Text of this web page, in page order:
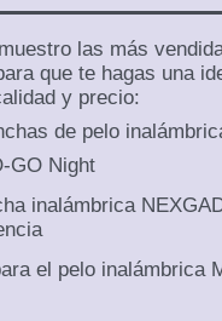
las más
que te hagas una
y precio:
de pelo
GO Night
inalámbrica
el pelo inalámbrica